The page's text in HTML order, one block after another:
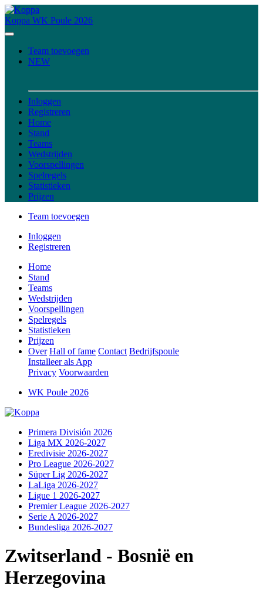
Koppa WK Poule 2026
Team toevoegen
NEW
Inloggen
Registreren
Home
Stand
Teams
Wedstrijden
Voorspellingen
Spelregels
Statistieken
Prijzen
Team toevoegen
Inloggen
Registreren
Home
Stand
Teams
Wedstrijden
Voorspellingen
Spelregels
Statistieken
Prijzen
Over Hall of fame Contact Bedrijfspoule
Installeer als App
Privacy Voorwaarden
WK Poule 2026
Primera División 2026
Liga MX 2026-2027
Eredivisie 2026-2027
Pro League 2026-2027
Süper Lig 2026-2027
LaLiga 2026-2027
Ligue 1 2026-2027
Premier League 2026-2027
Serie A 2026-2027
Bundesliga 2026-2027
Zwitserland - Bosnië en
Herzegovina